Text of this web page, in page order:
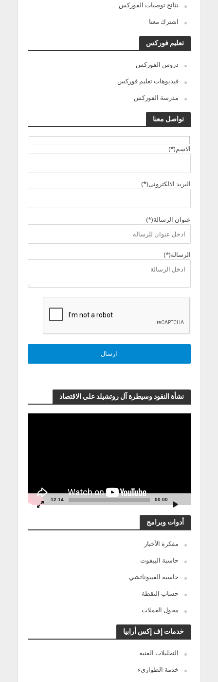
نتائج توصيات الفوركس
اشترك معنا
تعليم فوركس
دروس الفوركس
فيديوهات تعليم فوركس
مدرسة الفوركس
تواصل معنا
الاسم(*)
البريد الالكترونى(*)
عنوان الرسالة(*)
الرسالة(*)
نشأة النقود وسيطرة آل روتشيلد علي الاقتصاد
00:00
12:14
أدوات وبرامج
مفكرة الأخبار
حاسبة البيفوت
حاسبة الفيبوناتشي
حساب النقطة
محول العملات
خدمات إف إكس أرابيا
التحليلات الفنية
خدمة الطوارىء